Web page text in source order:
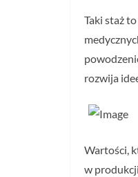
Taki staż
rozwija
Wartości,
w